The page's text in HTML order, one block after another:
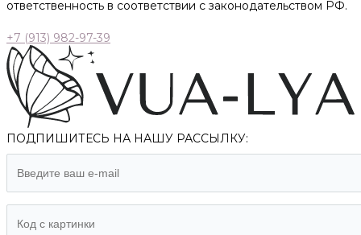
ответственность в соответствии с законодательством РФ.
+7 (913) 982-97-39
ПОДПИШИТЕСЬ НА НАШУ РАССЫЛКУ: